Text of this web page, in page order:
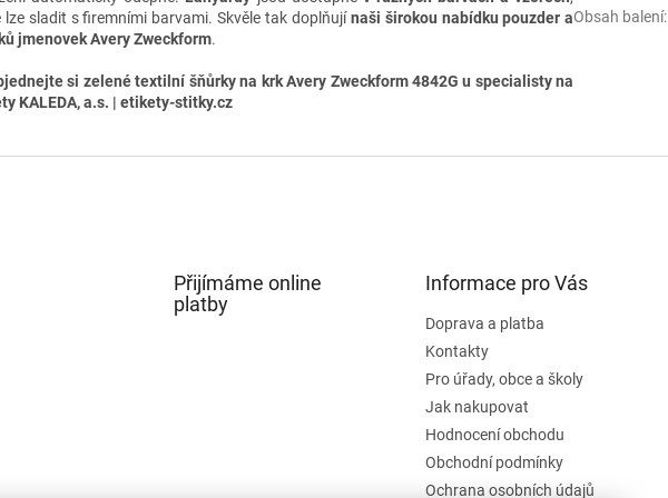
lze sladit s firemními barvami. Skvěle tak doplňujínaši širokou nabídku pouzder a
jmenovek Avery Zweckform.
si zelené textilní šňůrky na krk Avery Zweckform 4842G u specialisty na
KALEDA, a.s. | etikety-stitky.cz
Obsah balení:
Přijímáme online
platby
Informace pro Vás
Doprava a platba
Kontakty
Pro úřady, obce a školy
Jak nakupovat
Hodnocení obchodu
Obchodní podmínky
Ochrana osobních údajů